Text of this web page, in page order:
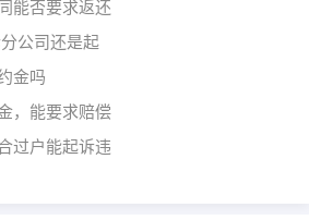
能否要求返还
公司还是起
金吗
，能要求赔偿
过户能起诉违